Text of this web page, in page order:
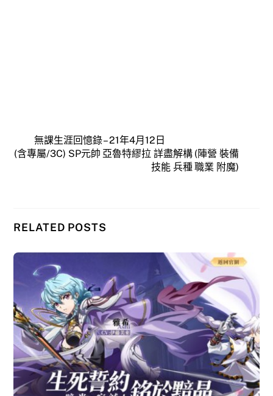
無課生涯回憶錄 – 21年4月12日
(含專屬/3C) SP元帥 亞魯特繆拉 詳盡解構 (陣營 裝備
技能 兵種 職業 附魔)
RELATED POSTS